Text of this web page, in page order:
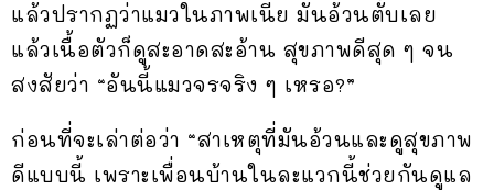
แล้วปรากฏว่าแมวในภาพเนี่ย มันอ้วนตั้บเลย
แล้วเนื้อตัวก็ดูสะอาดสะอ้าน สุขภาพดีสุด ๆ จน
สงสัยว่า “อันนี้แมวจรจริง ๆ เหรอ?”
ก่อนที่จะเล่าต่อว่า “สาเหตุที่มันอ้วนและดูสุขภาพ
ดีแบบนี้ เพราะเพื่อนบ้านในละแวกนี้ช่วยกันดูแล